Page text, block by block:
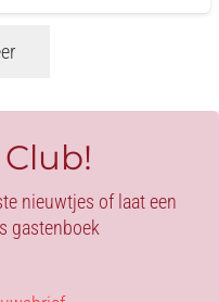
nieuwtjes of laat een
gastenboek